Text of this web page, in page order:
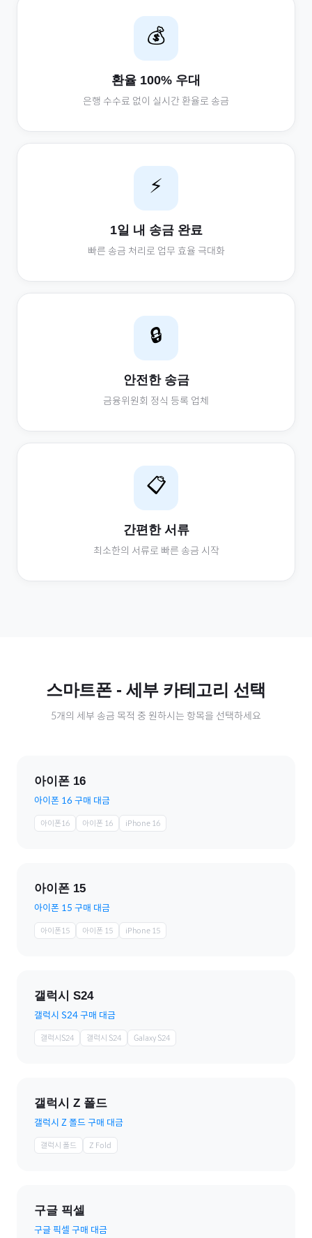
💰
환율 100% 우대
은행 수수료 없이 실시간 환율로 송금
⚡
1일 내 송금 완료
빠른 송금 처리로 업무 효율 극대화
🔒
안전한 송금
금융위원회 정식 등록 업체
📋
간편한 서류
최소한의 서류로 빠른 송금 시작
스마트폰- 세부 카테고리 선택
5개의 세부 송금 목적 중 원하시는 항목을 선택하세요
아이폰 16
아이폰 16 구매 대금
아이폰16 아이폰 16 iPhone 16
아이폰 15
아이폰 15 구매 대금
아이폰15 아이폰 15 iPhone 15
갤럭시 S24
갤럭시 S24 구매 대금
갤럭시S24 갤럭시 S24 Galaxy S24
갤럭시 Z 폴드
갤럭시 Z 폴드 구매 대금
갤럭시 폴드 Z Fold
구글 픽셀
구글 픽셀 구매 대금